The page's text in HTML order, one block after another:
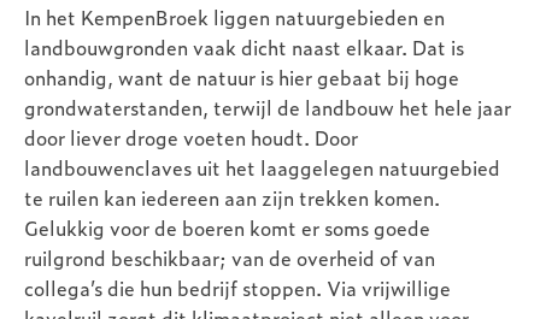
In het KempenBroek liggen natuurgebieden en
landbouwgronden vaak dicht naast elkaar. Dat is
onhandig, want de natuur is hier gebaat bij hoge
grondwaterstanden, terwijl de landbouw het hele jaar
door liever droge voeten houdt. Door
landbouwenclaves uit het laaggelegen natuurgebied
te ruilen kan iedereen aan zijn trekken komen.
Gelukkig voor de boeren komt er soms goede
ruilgrond beschikbaar; van de overheid of van
collega’s die hun bedrijf stoppen. Via vrijwillige